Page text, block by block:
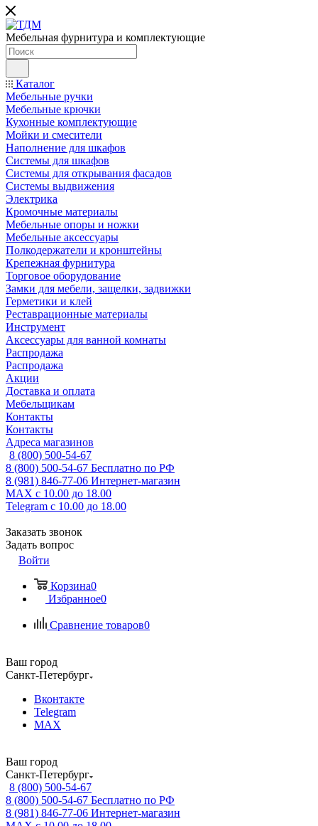
Мебельная фурнитура и комплектующие
Каталог
Мебельные ручки
Мебельные крючки
Кухонные комплектующие
Мойки и смесители
Наполнение для шкафов
Cистемы для шкафов
Системы для открывания фасадов
Системы выдвижения
Электрика
Кромочные материалы
Мебельные опоры и ножки
Мебельные аксессуары
Полкодержатели и кронштейны
Крепежная фурнитура
Торговое оборудование
Замки для мебели, защелки, задвижки
Герметики и клей
Реставрационные материалы
Инструмент
Аксессуары для ванной комнаты
Распродажа
Распродажа
Акции
Доставка и оплата
Мебельщикам
Контакты
Контакты
Адреса магазинов
8 (800) 500-54-67
8 (800) 500-54-67 Бесплатно по РФ
8 (981) 846-77-06 Интернет-магазин
MAX с 10.00 до 18.00
Telegram с 10.00 до 18.00
Заказать звонок
Задать вопрос
Войти
Корзина0
Избранное0
Сравнение товаров0
Ваш город
Санкт-Петербург
Вконтакте
Telegram
MAX
Ваш город
Санкт-Петербург
8 (800) 500-54-67
8 (800) 500-54-67 Бесплатно по РФ
8 (981) 846-77-06 Интернет-магазин